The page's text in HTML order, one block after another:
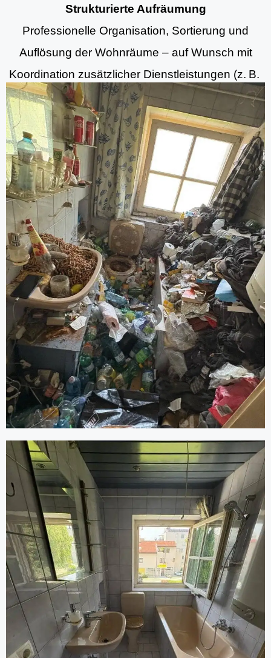
Strukturierte Aufräumung
Professionelle Organisation, Sortierung und
Auflösung der Wohnräume – auf Wunsch mit
Koordination zusätzlicher Dienstleistungen (z. B.
Aufräumung, Entrümpelungsdiensten und
Grundreinigung).